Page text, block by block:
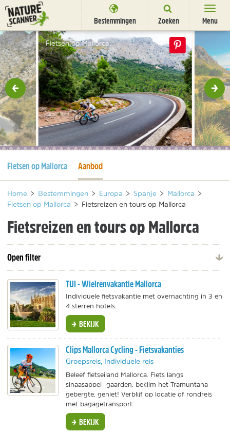
Ga
naar
content
Bestemmingen Zoeken Menu
Bestemmingen
Overnachten
Activiteiten
Natuurparken
Dieren
Nieuwsbrief
Fietsen op Mallorca
Huidige pagina
Fietsen op Mallorca Huidige pagina
Aanbod
Home > Bestemmingen > Europa > Spanje > Mallorca >
Fietsen op Mallorca > Fietsreizen en tours op Mallorca
Fietsreizen en tours op Mallorca
Open filter
TUI - Wielrenvakantie Mallorca
Individuele fietsvakantie met overnachting in 3 en
4 sterren hotels.
BEKIJK
Clips Mallorca Cycling - Fietsvakanties
Groepsreis, Individuele reis
Beleef fietseiland Mallorca. Fiets langs
sinaasappel- gaarden, beklim het Tramuntana
gebergte, geniet! Verblijf op locatie of rondreis
met bagagetransport.
BEKIJK